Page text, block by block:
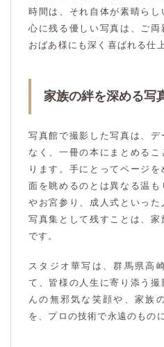
時間は、それ自体が素晴らし
心に残る優しい写真は、ご
おばあ様にも深く喜ばれる仕
家族の絆を深める写
写真館で撮影した写真は、
なく、一冊の本にまとめる
ります。手にとってページ
面を眺めるのとは異なる温
やお宮参り、成人式といっ
写真集として残すことは、
です。
スタジオ華写は、群馬県高
て、皆様の人生に寄り添う撮
んの無邪気な笑顔や、家族
を、プロの技術で永遠のもの